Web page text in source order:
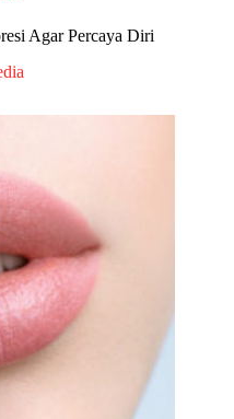
Agar Percaya Diri